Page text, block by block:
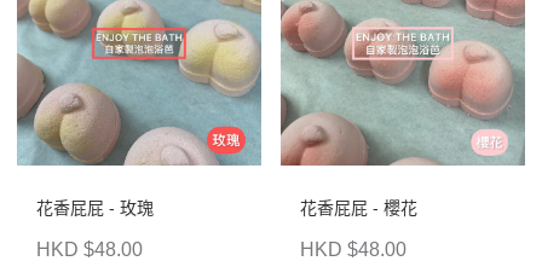
花香屁屁 - 玫瑰
HKD $48.00
花香屁屁 - 櫻花
HKD $48.00